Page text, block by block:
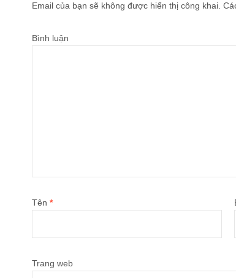
Email của bạn sẽ không được hiển thị công khai.
Bình luận
Tên *
Trang web